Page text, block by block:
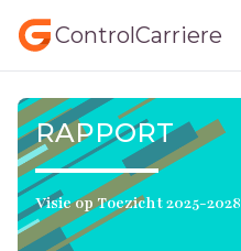
ControlCarriere
RAPPORT
Visie op Toezicht 2025-2028